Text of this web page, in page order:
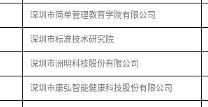
深圳市简单管理教育学院有限公司
深圳市标准技术研究院
深圳市洲明科技股份有限公司
深圳市康弘智能健康科技股份有限公司